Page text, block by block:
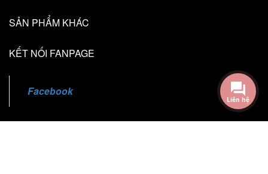
SẢN PHẨM KHÁC
KẾT NỐI FANPAGE
Facebook
Liên hệ